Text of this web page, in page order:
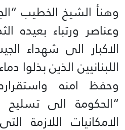
وهنأ الشيخ الخطيب
وعناصر ورتباء بعيده
الاكبار الى شهداء
اللبنانيين الذين بذلوا
وحفظ امنه
“الحكومة الى
الامكانيات اللازمة